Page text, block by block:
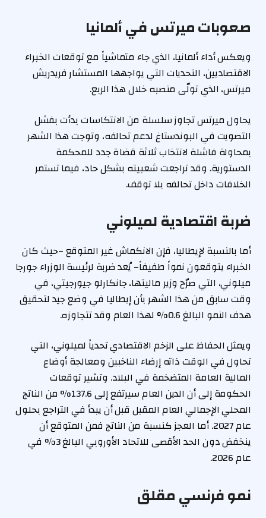
صعوبات ميرتس في ألمانيا
ويعكس أداء ألمانيا، الذي جاء متماشياً مع توقعات الخبراء
الاقتصاديين، التحديات التي يواجهها المستشار فريدريش
ميرتس، الذي تولّى منصبه خلال هذا الربع.
يحاول ميرتس تجاوز سلسلة من الانتكاسات بدأت بفشل
التصويت في البوندستاغ لدعم تحالفه، وتوجت هذا الشهر
بمحاولة فاشلة لانتخاب ثلاثة قضاة جدد للمحكمة
الدستورية. وقد تراجعت شعبيته بشكل حاد، فيما تستمر
الخلافات داخل تحالفه بلا توقف.
ضربة اقتصادية لميلوني
أما بالنسبة لإيطاليا، فإن الانكماش غير المتوقع –حيث كان
الخبراء يتوقعون نمواً طفيفاً– يُعد ضربة لرئيسة الوزراء جورجا
ميلوني، التي صرّح وزير ماليتها، جانكارلو جيورجيتي، في
وقت سابق من هذا الشهر بأن إيطاليا في وضع جيد لتحقيق
هدف النمو البالغ 0.6% لهذا العام وقد تتجاوزه.
ويمثل الحفاظ على الزخم الاقتصادي تحدياً لميلوني، التي
تحاول في الوقت ذاته إرضاء الناخبين ومعالجة أوضاع
المالية العامة المتضخمة في البلاد. وتشير توقعات
الحكومة إلى أن الدين العام سيرتفع إلى 137.6% من الناتج
المحلي الإجمالي العام المقبل قبل أن يبدأ في التراجع بحلول
عام 2027. أما العجز كنسبة من الناتج فمن المتوقع أن
ينخفض دون الحد الأقصى للاتحاد الأوروبي البالغ 3% في
عام 2026.
نمو فرنسي مقلق